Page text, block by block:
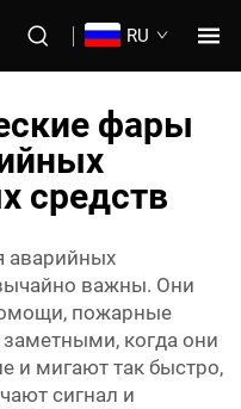
RU
фары
средств
аварийных
важны. Они
пожарные
заметными, когда они
и мигают так быстро,
сигнал и